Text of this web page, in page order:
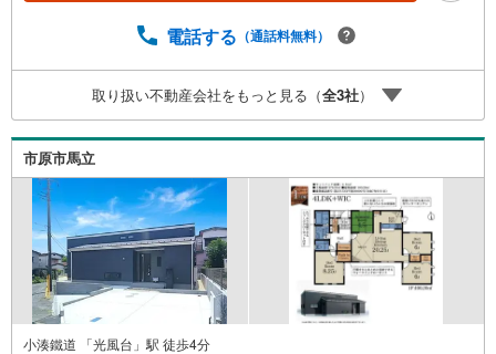
しが楽々できます。・売却のご相談も秘密厳守でスピーデ
となら株式会社アフィオにお任せください！● お客様の一
生の宝物になるお家探しの、心強いパートナーになれるよ
う全力でサポート致します！ご見学やご相談には迅速にご
対応致します！お気軽にお問合せ下さいませ！
電話する （通話料無料）
取り扱い不動産会社をもっと見る（全3社）
市原市馬立
小湊鐵道 「光風台」駅 徒歩4分